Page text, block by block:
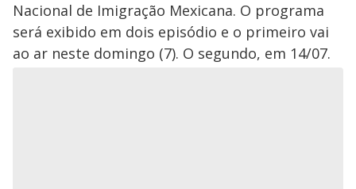
Nacional de Imigração Mexicana. O programa
será exibido em dois episódio e o primeiro vai
ao ar neste domingo (7). O segundo, em 14/07.